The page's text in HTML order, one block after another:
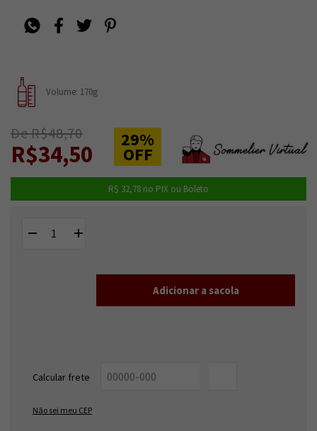
Volume: 170g
De R$48,70
R$34,50 29%
OFF
R$ 32,78 no PIX ou Boleto
Calcular frete
Não sei meu CEP